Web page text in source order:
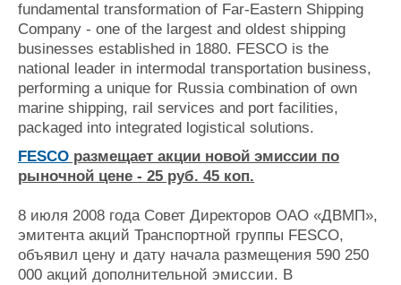
fundamental transformation of Far-Eastern Shipping
Company - one of the largest and oldest shipping
businesses established in 1880. FESCO is the
national leader in intermodal transportation business,
performing a unique for Russia combination of own
marine shipping, rail services and port facilities,
packaged into integrated logistical solutions.
FESCO размещает акции новой эмиссии по
рыночной цене - 25 руб. 45 коп.
8 июля 2008 года Совет Директоров ОАО «ДВМП»,
эмитента акций Транспортной группы FESCO,
объявил цену и дату начала размещения 590 250
000 акций дополнительной эмиссии. В